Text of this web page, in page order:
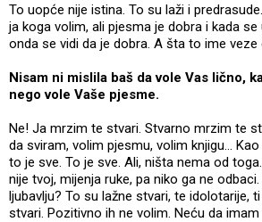
To uopće nije istina. To su laži i
ja koga volim, ali pjesma je dobra i kada
onda se vidi da je dobra. A šta to ime veze
Nisam ni mislila baš da vole Vas lično,
nego vole Vaše pjesme.
Ne! Ja mrzim te stvari. Stvarno mrzim te
da sviram, volim pjesmu, volim knjigu...
to je sve. To je sve. Ali, ništa nema od
nije tvoj, mijenja ruke, pa niko ga ne
ljubavlju? To su lažne stvari, te idolotarije,
stvari. Pozitivno ih ne volim. Neću da